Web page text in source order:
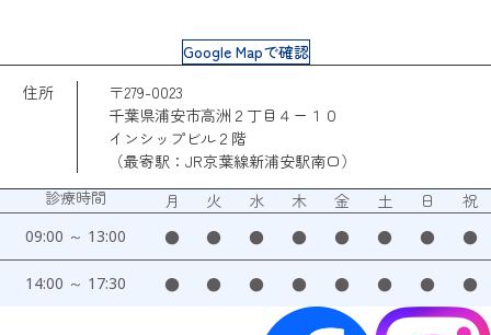
Google Mapで確認
住所
〒279-0023
千葉県浦安市高洲２丁目４ー１０
インシップビル２階
（最寄駅：JR京葉線新浦安駅南口）
診療時間
月 火 水 木 金 土 日 祝
09:00 ～ 13:00 ● ● ● ● ● ● ● ●
14:00 ～ 17:30 ● ● ● ● ● ● ● ●